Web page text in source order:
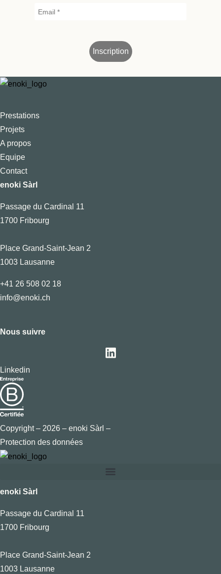
Prestations
Projets
A propos
Equipe
Contact
enoki Sàrl
Passage du Cardinal 11
1700 Fribourg
Place Grand-Saint-Jean 2
1003 Lausanne
+41 26 508 02 18
info@enoki.ch
Nous suivre
Linkedin
Copyright – 2026 – enoki Sàrl –
Protection des données
enoki Sàrl
Passage du Cardinal 11
1700 Fribourg
Place Grand-Saint-Jean 2
1003 Lausanne